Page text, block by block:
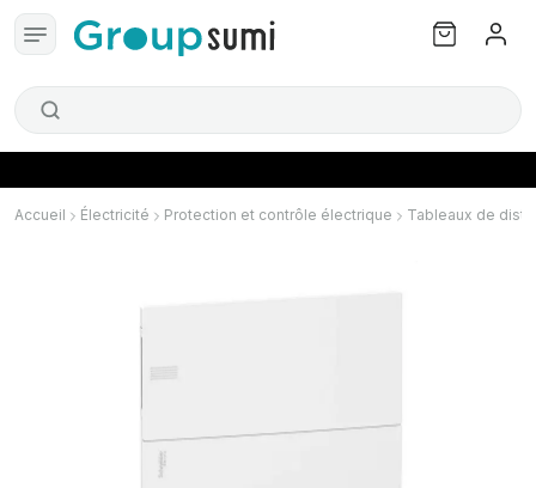
Accueil Électricité Protection et contrôle électrique Tableaux de